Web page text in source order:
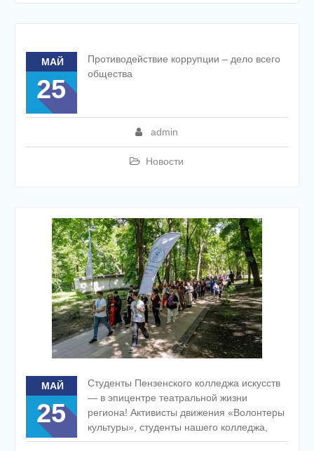
МАЙ
25
admin
Новости
Противодействие коррупции – дело всего
общества
МАЙ
25
Студенты Пензенского колледжа искусств
— в эпицентре театральной жизни
региона! Активисты движения «Волонтеры
культуры», студенты нашего колледжа,